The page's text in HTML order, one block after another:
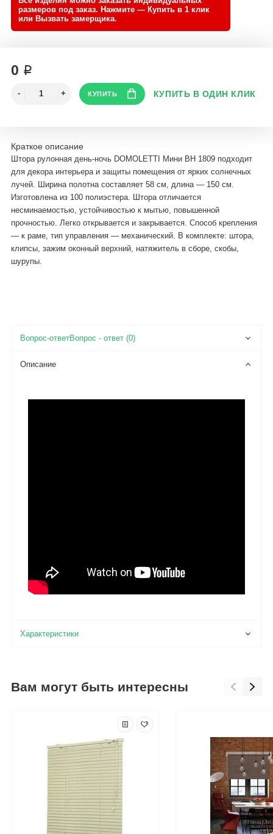
0 ₽
Краткое описание
Штора рулонная день-ночь DOMOLETTI Мини BH 1809 подходит
для декора интерьера и защиты помещения от ярких солнечных
лучей. Ширина полотна составляет 58 см, длина — 150 см.
Изготовлена из 100 полиэстера. Штора отличается
несминаемостью, устойчивостью к мытью, повышенной
прочностью. Легко открывается и закрывается. Способ крепления
— к раме, тип управления — механический. В комплекте: штора,
клипсы, зажим оконный верхний, натяжитель в сборе, скобы,
шурупы.
Вопрос - ответ (0)
Описание
Вам могут быть интересны